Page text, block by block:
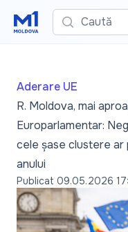
Caută
Aderare UE
R. Moldova, mai
Europarlamentar:
cele șase clustere ar
anului
Publicat 09.05.2026